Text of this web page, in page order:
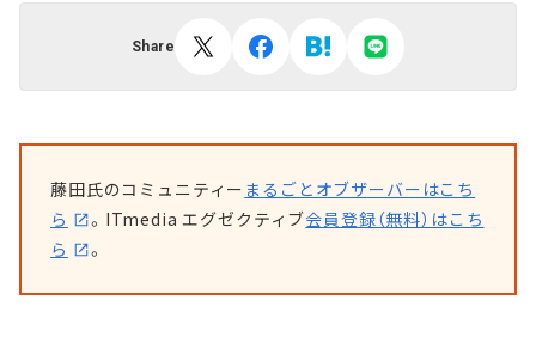
Share
藤田氏のコミュニティー まるごとオブザーバーはこち
ら
。ITmedia エグゼクティブ会員登録（無料）はこち
ら
。